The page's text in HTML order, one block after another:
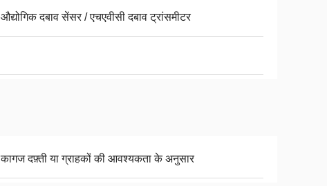
औद्योगिक दबाव सेंसर / एचएवीसी दबाव ट्रांसमीटर
कागज दफ़्ती या ग्राहकों की आवश्यकता के अनुसार